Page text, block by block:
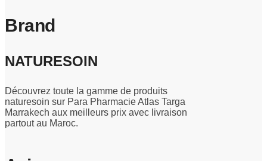
Brand
NATURESOIN
Découvrez toute la gamme de produits
naturesoin sur Para Pharmacie Atlas Targa
Marrakech aux meilleurs prix avec livraison
partout au Maroc.